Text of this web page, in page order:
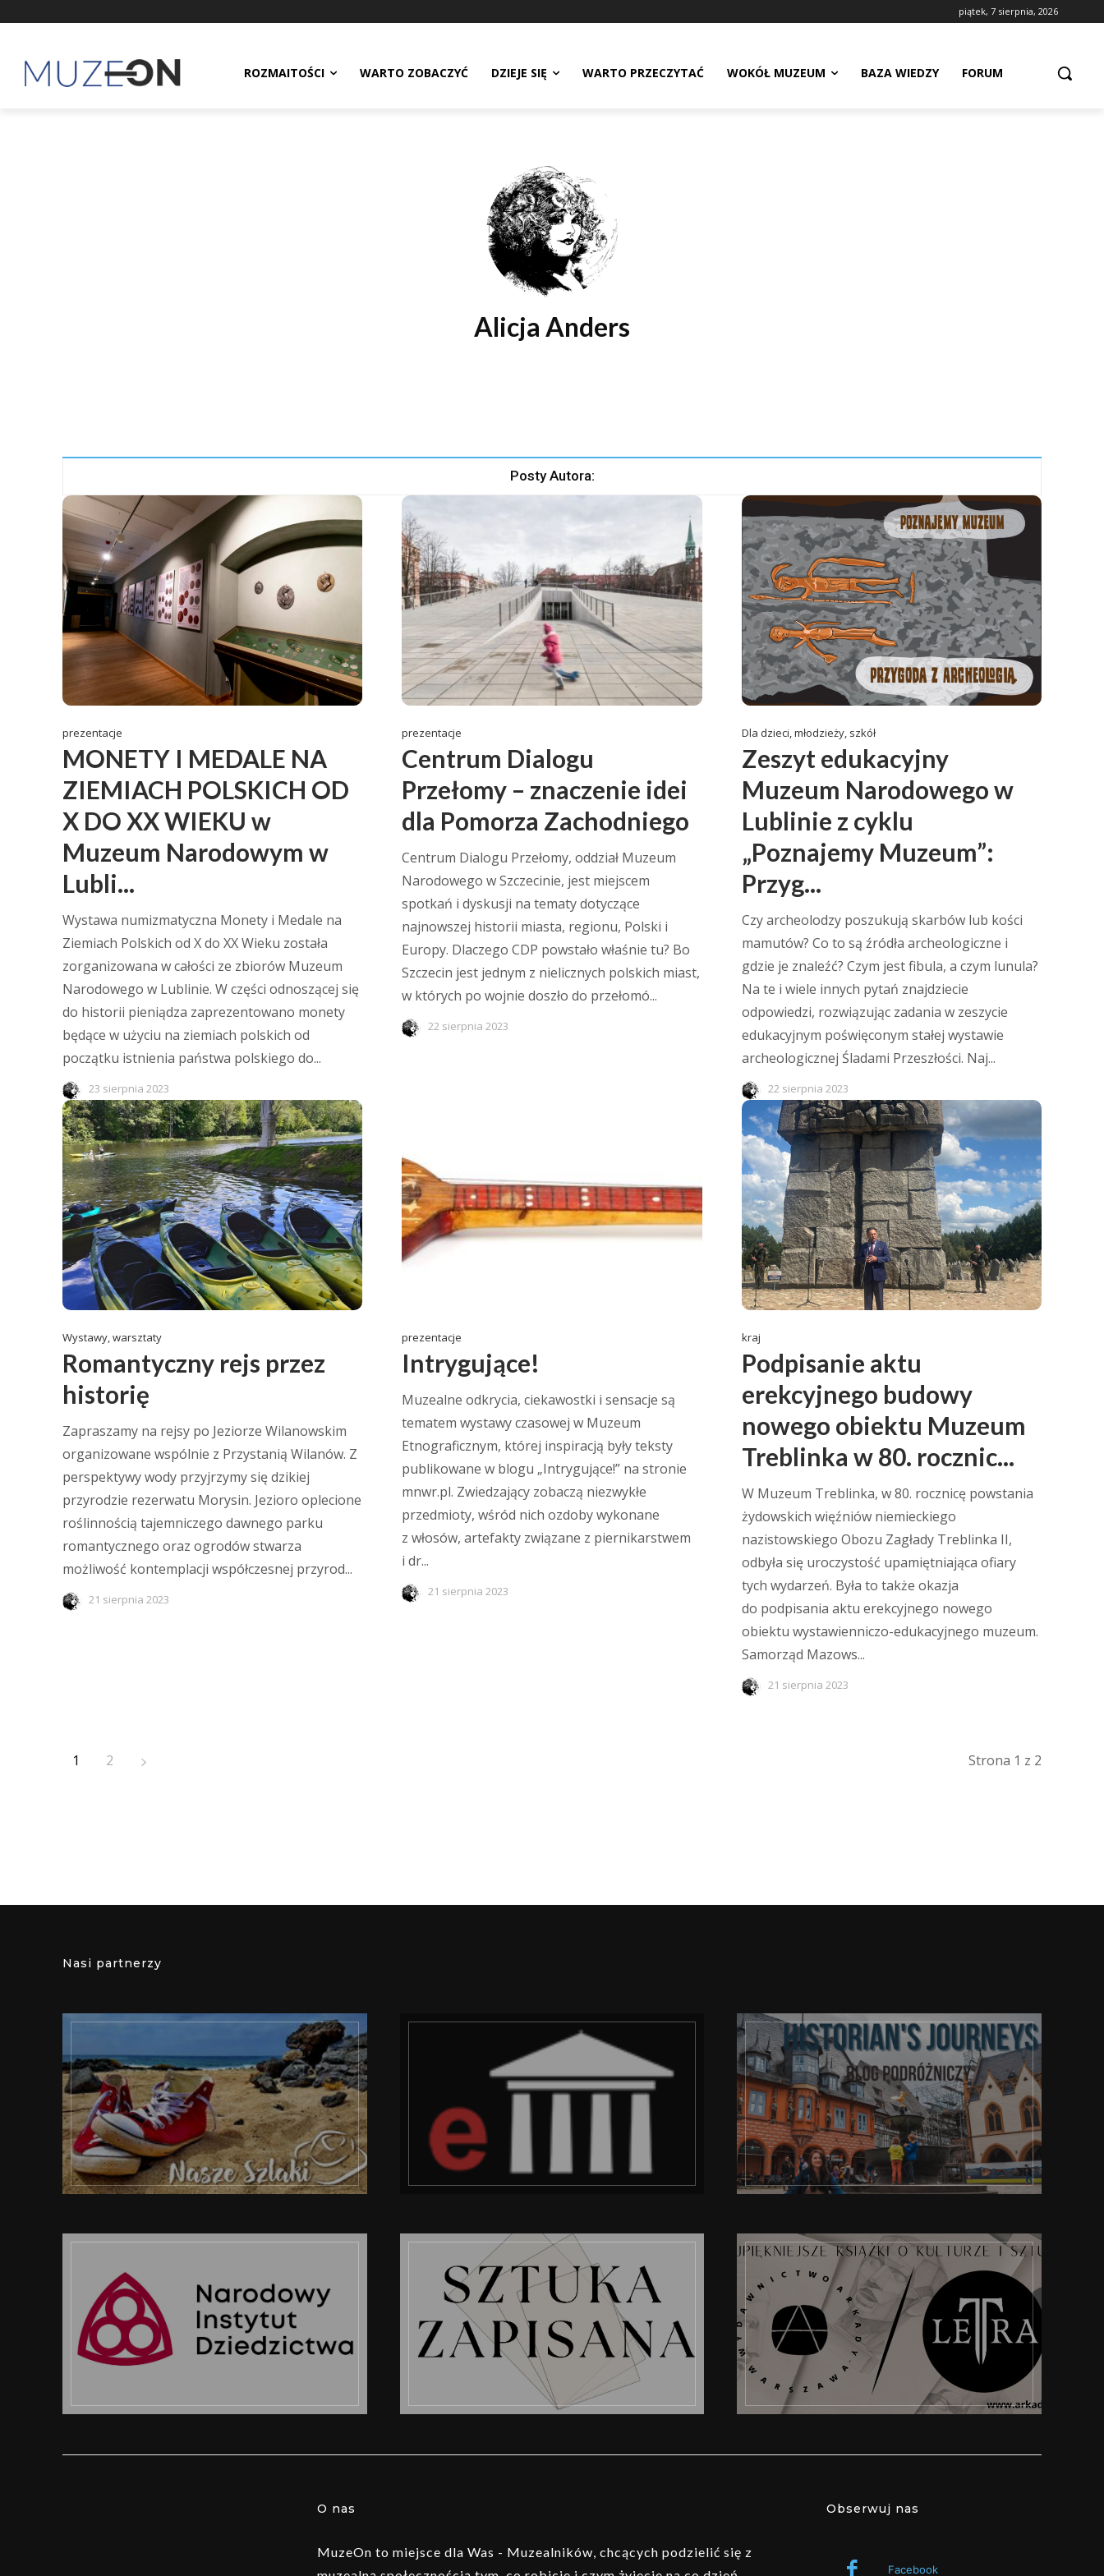
piątek, 7 sierpnia, 2026
ROZMAITOŚCI WARTO ZOBACZYĆ DZIEJE SIĘ WARTO PRZECZYTAĆ WOKÓŁ MUZEUM BAZA WIEDZY FORUM
Alicja Anders
Posty Autora:
prezentacje
MONETY I MEDALE NA
ZIEMIACH POLSKICH OD
X DO XX WIEKU w
Muzeum Narodowym w
Lubli...
Wystawa numizmatyczna Monety i Medale na
Ziemiach Polskich od X do XX Wieku została
zorganizowana w całości ze zbiorów Muzeum
Narodowego w Lublinie. W części odnoszącej się
do historii pieniądza zaprezentowano monety
będące w użyciu na ziemiach polskich od
początku istnienia państwa polskiego do...
23 sierpnia 2023
prezentacje
Centrum Dialogu
Przełomy – znaczenie idei
dla Pomorza Zachodniego
Centrum Dialogu Przełomy, oddział Muzeum
Narodowego w Szczecinie, jest miejscem
spotkań i dyskusji na tematy dotyczące
najnowszej historii miasta, regionu, Polski i
Europy. Dlaczego CDP powstało właśnie tu? Bo
Szczecin jest jednym z nielicznych polskich miast,
w których po wojnie doszło do przełomó...
22 sierpnia 2023
Dla dzieci, młodzieży, szkół
Zeszyt edukacyjny
Muzeum Narodowego w
Lublinie z cyklu
„Poznajemy Muzeum”:
Przyg...
Czy archeolodzy poszukują skarbów lub kości
mamutów? Co to są źródła archeologiczne i
gdzie je znaleźć? Czym jest fibula, a czym lunula?
Na te i wiele innych pytań znajdziecie
odpowiedzi, rozwiązując zadania w zeszycie
edukacyjnym poświęconym stałej wystawie
archeologicznej Śladami Przeszłości. Naj...
22 sierpnia 2023
Wystawy, warsztaty
Romantyczny rejs przez
historię
Zapraszamy na rejsy po Jeziorze Wilanowskim
organizowane wspólnie z Przystanią Wilanów. Z
perspektywy wody przyjrzymy się dzikiej
przyrodzie rezerwatu Morysin. Jezioro oplecione
roślinnością tajemniczego dawnego parku
romantycznego oraz ogrodów stwarza
możliwość kontemplacji współczesnej przyrod...
21 sierpnia 2023
prezentacje
Intrygujące!
Muzealne odkrycia, ciekawostki i sensacje są
tematem wystawy czasowej w Muzeum
Etnograficznym, której inspiracją były teksty
publikowane w blogu „Intrygujące!” na stronie
mnwr.pl. Zwiedzający zobaczą niezwykłe
przedmioty, wśród nich ozdoby wykonane
z włosów, artefakty związane z piernikarstwem
i dr...
21 sierpnia 2023
kraj
Podpisanie aktu
erekcyjnego budowy
nowego obiektu Muzeum
Treblinka w 80. rocznic...
W Muzeum Treblinka, w 80. rocznicę powstania
żydowskich więźniów niemieckiego
nazistowskiego Obozu Zagłady Treblinka II,
odbyła się uroczystość upamiętniająca ofiary
tych wydarzeń. Była to także okazja
do podpisania aktu erekcyjnego nowego
obiektu wystawienniczo-edukacyjnego muzeum.
Samorząd Mazows...
21 sierpnia 2023
1 2 Strona 1 z 2
Nasi partnerzy
O nas
MuzeOn to miejsce dla Was - Muzealników, chcących podzielić się z
Obserwuj nas
Facebook